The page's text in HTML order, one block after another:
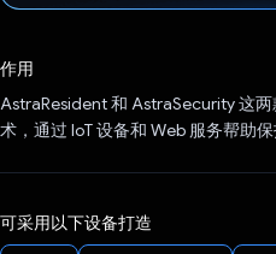
作用
AstraResident 和 AstraSecurity 这
术，通过 IoT 设备和 Web 服务帮助
可采用以下设备打造